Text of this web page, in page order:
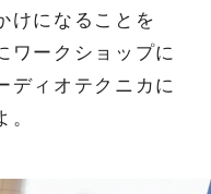
けになることを
ワークショップに
ディオテクニカに